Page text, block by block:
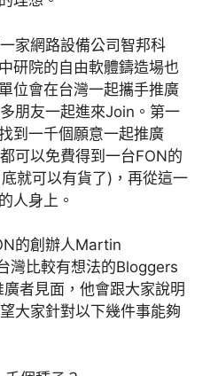
家網路設備公司智邦科
研院的自由軟體鑄造場也
位會在台灣一起攜手推廣
朋友一起進來Join。第一
到一千個願意一起推廣
可以免費得到一台FON的
就可以有貨了)，再從這一
人身上。
的創辦人Martin
灣比較有想法的Bloggers
者見面，他會跟大家說明
大家針對以下幾件事能夠